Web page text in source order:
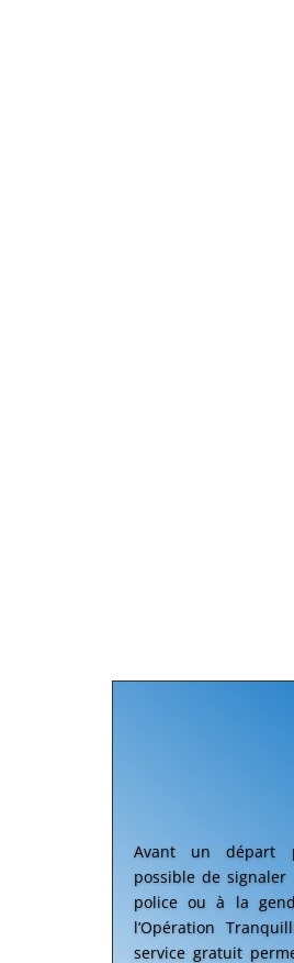
Avant un départ
possible de
police ou à la
l’Opération
service gratuit